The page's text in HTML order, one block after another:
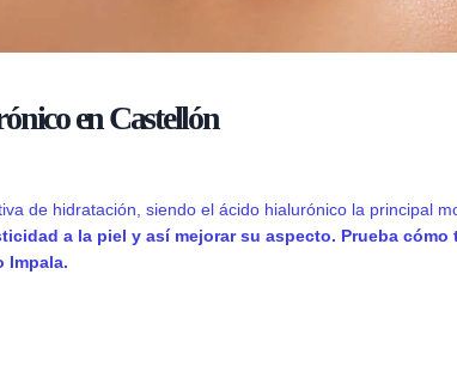
en Castellón
de hidratación, siendo el ácido hialurónico la principal
a la piel y así mejorar su aspecto. Prueba
Impala.